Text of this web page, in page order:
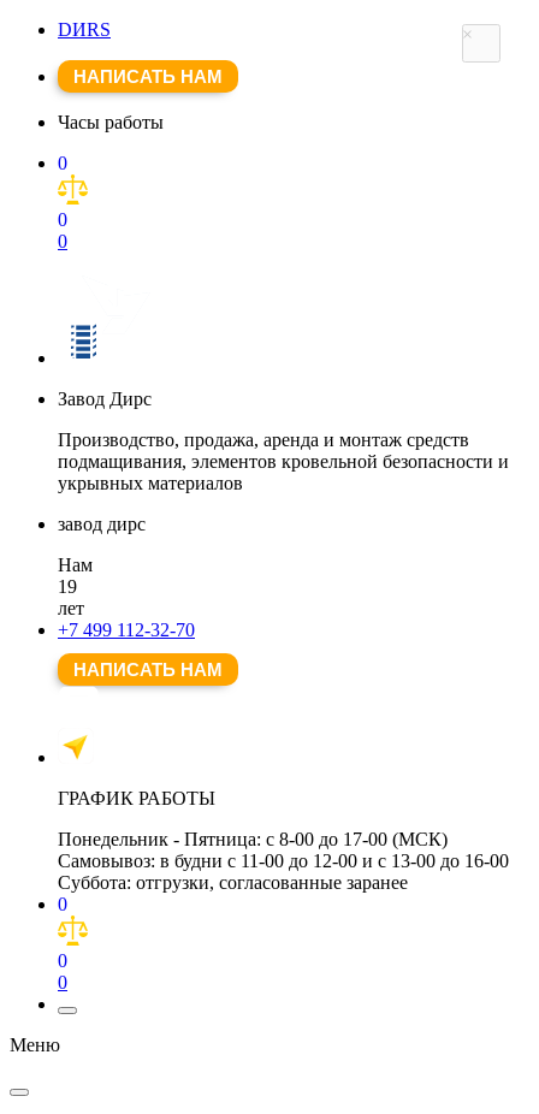
DИRS
НАПИСАТЬ НАМ
Часы работы
0
0
0
Завод Дирс
Производство, продажа, аренда и монтаж средств
подмащивания, элементов кровельной безопасности и
укрывных материалов
завод дирс
Нам
19
лет
+7 499 112-32-70
НАПИСАТЬ НАМ
ГРАФИК РАБОТЫ
Понедельник - Пятница: с 8-00 до 17-00 (МСК)
Самовывоз: в будни с 11-00 до 12-00 и с 13-00 до 16-00
Суббота: отгрузки, согласованные заранее
0
0
0
Меню
×